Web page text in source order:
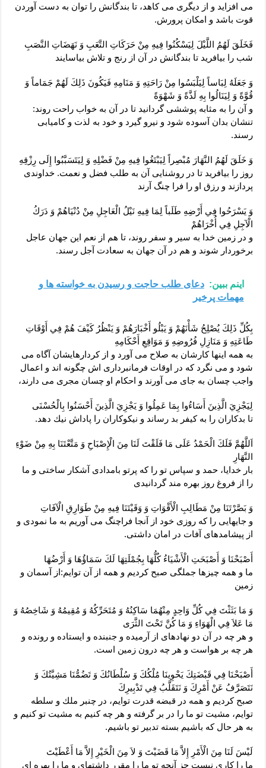
مى ‏افزايد و از ديگرى مى ‏كاهد، تا بندگانش را توان به دست آوردن
قوت باشد و امكان پرورش.
فَخَلَقَ لَهُمُ اللَّيْلَ لِيَسْكُنُوا فِيهِ مِنْ حَرَكَاتِ التَّعَبِ وَ نَهَضَاتِ النَّصَبِ‏
شب را بيافريد تا بندگانش در آن از رنج و تلاش بياسايند
وَ جَعَلَهُ لِبَاساً لِيَلْبَسُوا مِنْ رَاحَتِهِ وَ مَنَامِهِ فَيَكُونَ ذَلِكَ لَهُمْ جَمَاماً وَ
قُوَّةً وَ لِيَنَالُوا بِهِ لَذَّةً وَ شَهْوَةً
و آن را به مثابه پوششى گردانيد تا در آن به خواب راحت روند:
تنشان بدان آسوده شود و نيرو گيرد و خود به لذت و كاميابى
رسند.
وَ خَلَقَ لَهُمُ النَّهَارَ مُبْصِراً لِيَبْتَغُوا فِيهِ مِنْ فَضْلِهِ وَ لِيَتَسَبَّبُوا إِلَى رِزْقِهِ‏
روز را بيافريد تا در روشنايى آن به طلب فضل و نعمت. خداوندى
پردازند و رزق او را فرا چنگ آرند
وَ يَسْرَحُوا فِي أَرْضِهِ طَلَباً لِمَا فِيهِ نَيْلُ الْعَاجِلِ مِنْ دُنْيَاهُمْ وَ دَرَكُ
الْآجِلِ فِي أُخْرَاهُمْ‏
و در زمين خدا به سير و سفر روند، تا هم از نعم اين جهان عاجل
برخوردار شوند و هم در آن جهان به سعادت آجل رسند.
اینم ببین: دعای طلب حاجت و رسیدن به خواسته ها و
مهمات پرخیر
بِكُلِّ ذَلِكَ يُصْلِحُ شَأْنَهُمْ وَ يَبْلُو أَخْبَارَهُمْ وَ يَنْظُرُ كَيْفَ هُمْ فِي أَوْقَاتِ
طَاعَتِهِ وَ مَنَازِلِ فُرُوضِهِ وَ مَوَاقِعِ أَحْكَامِهِ‏
به همه اين‏ها كارشان به صلاح مى ‏آورد و از كردارهايشان آگاه مى‏
شود و مى ‏نگرد كه در اوقات فرمانبردارى ‏اش چگونه‏ اند و اعمال
واجب چسان به جاى مى ‏آورند و احكام او چسان مجرى مى ‏دارند،
لِيَجْزِيَ الَّذِينَ أَسَاءُوا بِمَا عَمِلُوا وَ يَجْزِيَ الَّذِينَ أَحْسَنُوا بِالْحُسْنَى‏
تا بدكاران را به كيفر بد رساند و نيكوكاران را پاداش نيك دهد.
اَللَّهُمَّ فَلَكَ الْحَمْدُ عَلَى مَا فَلَقْتَ لَنَا مِنَ الْإِصْبَاحِ وَ مَتَّعْتَنَا بِهِ مِنْ ضَوْءِ
النَّهَارِ
بار خدايا، حمد و سپاس تو را كه پرتو بامدادى آشكار ساختى و ما
را از فروغ روز بهره‏ مند گردانيدى‏
وَ بَصَّرْتَنَا مِنْ مَطَالِبِ الْأَقْوَاتِ وَ وَقَيْتَنَا فِيهِ مِنْ طَوَارِقِ الْآفَاتِ‏
و جايهايى را كه روزى خود از آنجا فراچنگ مى ‏آوريم به ما نمودى و
از پيشامدهاى آفات در امان داشتى.
أَصْبَحْنَا وَ أَصْبَحَتِ الْأَشْيَاءُ كُلُّهَا بِجُمْلَتِهَا لَكَ سَمَاؤُهَا وَ أَرْضُهَا
ما و همه چيزها جملگى صبح كرديم و همه از آن توايم:از آسمان و
زمين‏
وَ مَا بَثَثْتَ فِي كُلِّ وَاحِدٍ مِنْهُمَا سَاكِنُهُ وَ مُتَحَرِّكُهُ وَ مُقِيمُهُ وَ شَاخِصُهُ وَ
مَا عَلاَ فِي الْهَوَاءِ وَ مَا كُنَّ تَحْتَ الثَّرَى‏
و هر چه در آن دو نهاده‏اى از آرميده و جنبنده و ايستاده و رونده و
هر چه بر هواست و هر چه درون زمين است.
أَصْبَحْنَا فِي قَبْضَتِكَ يَحْوِينَا مُلْكُكَ وَ سُلْطَانُكَ وَ تَضُمُّنَا مَشِيَّتُكَ وَ
نَتَصَرَّفُ عَنْ أَمْرِكَ وَ نَتَقَلَّبُ فِي تَدْبِيرِكَ‏
صبح كرديم و همه در قبضه قدرت توايم، در چنبر ملك و سلطه
توايم، مشيت تو ما را در بر گرفته و هر چه كنيم به مشيت تو كنيم و
به هر حال كه باشيم بسته تدبير تو باشيم.
لَيْسَ لَنَا مِنَ الْأَمْرِ إِلاَّ مَا قَضَيْتَ وَ لاَ مِنَ الْخَيْرِ إِلاَّ مَا أَعْطَيْتَ‏
ما را كارى نيست جز آنچه تو ما را مقرر داشته‏اى و ما را بهره‏ اى